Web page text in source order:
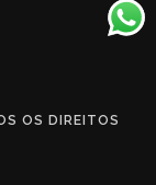
OS DIREITOS